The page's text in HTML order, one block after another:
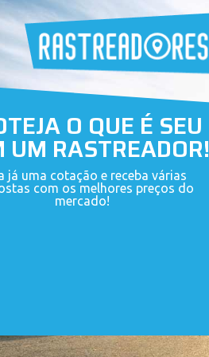
O QUE É SEU
UM RASTREADOR!
já uma cotação e receba várias
com os melhores preços do
mercado!